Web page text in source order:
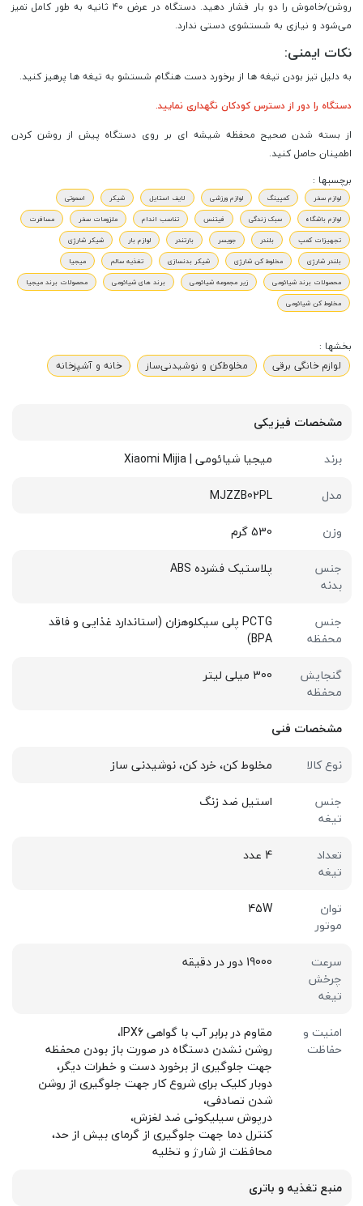
روشن/خاموش را دو بار فشار دهید. دستگاه در عرض ۴۰ ثانیه به طور کامل تمیز
می‌شود و نیازی به شستشوی دستی ندارد.
نکات ایمنی:
به دلیل تیز بودن تیغه ها از برخورد دست هنگام شستشو به تیغه ها پرهیز کنید.
دستگاه را دور از دسترس کودکان نگهداری نمایید.
از بسته شدن صحیح محفظه شیشه ای بر روی دستگاه پیش از روشن کردن
اطمینان حاصل کنید.
برچسبها :
لوازم سفر کمپینگ لوازم ورزشی لایف استایل شیکر
اسموتی
لوازم باشگاه
سبک زندگی فیتنس تناسب اندام ملزومات سفر
مسافرت
تجهیزات کمپ
بلندر جویسر بارتندر لوازم بار
شیکر شارژی
بلندر شارژی
مخلوط کن شارژی شیکر بدنسازی تغذیه سالم
میجیا
محصولات برند شیائومی
زیر مجموعه شیائومی برند های شیائومی
محصولات برند میجیا
مخلوط کن شیائومی
بخشها :
لوازم خانگی برقی
مخلوط‌کن و نوشیدنی‌ساز خانه و آشپزخانه
مشخصات فیزیکی
برند
میجیا شیائومی | Xiaomi Mijia
مدل
MJZZB02PL
وزن
530 گرم
جنس
بدنه
پلاستیک فشرده ABS
جنس
محفظه
PCTG پلی سیکلوهزان (استاندارد غذایی و فاقد
BPA)
گنجایش
محفظه
300 میلی لیتر
مشخصات فنی
نوع کالا
مخلوط کن، خرد کن، نوشیدنی ساز
جنس
تیغه
استیل ضد زنگ
تعداد
تیغه
4 عدد
توان
موتور
45W
سرعت
چرخش
تیغه
19000 دور در دقیقه
امنیت و
حفاظت
مقاوم در برابر آب با گواهی IPX6،
روشن نشدن دستگاه در صورت باز بودن محفظه
جهت جلوگیری از برخورد دست و خطرات دیگر،
دوبار کلیک برای شروع کار جهت جلوگیری از روشن
شدن تصادفی،
درپوش سیلیکونی ضد لغزش،
کنترل دما جهت جلوگیری از گرمای بیش از حد،
محافظت از شارژ و تخلیه
منبع تغذیه و باتری